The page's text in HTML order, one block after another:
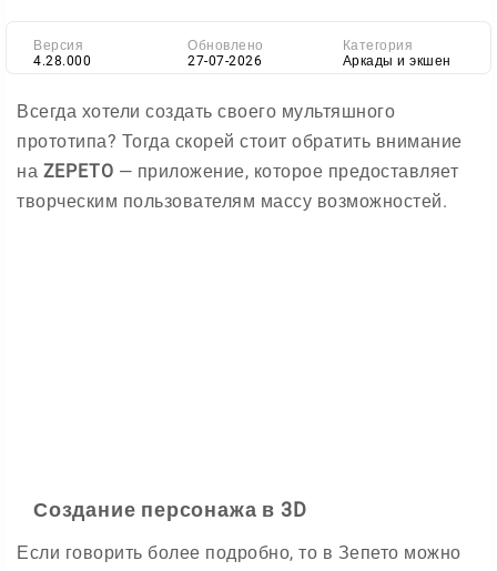
Версия
4.28.000
Обновлено
27-07-2026
Категория
Аркады и экшен
Всегда хотели создать своего мультяшного
прототипа? Тогда скорей стоит обратить внимание
на ZEPETO — приложение, которое предоставляет
творческим пользователям массу возможностей.
Создание персонажа в 3D
Если говорить более подробно, то в Зепето можно